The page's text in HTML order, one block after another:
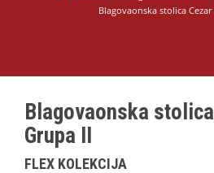
Blagovaonska stolica
Blagovaonska
Grupa II
FLEX KOLEKCIJA